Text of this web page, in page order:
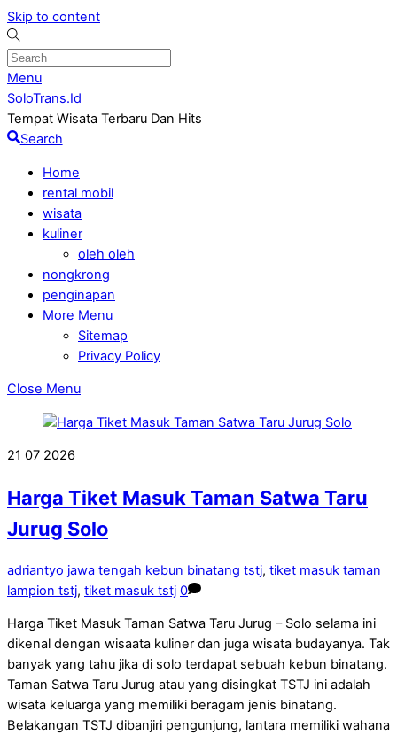
Skip to content
Menu
SoloTrans.Id
Tempat Wisata Terbaru Dan Hits
Search
Home
rental mobil
wisata
kuliner
oleh oleh
nongkrong
penginapan
More Menu
Sitemap
Privacy Policy
Close Menu
21 07 2026
Harga Tiket Masuk Taman Satwa Taru
Jurug Solo
adriantyo jawa tengah kebun binatang tstj, tiket masuk taman
lampion tstj, tiket masuk tstj 0
Harga Tiket Masuk Taman Satwa Taru Jurug – Solo selama ini
dikenal dengan wisaata kuliner dan juga wisata budayanya. Tak
banyak yang tahu jika di solo terdapat sebuah kebun binatang.
Taman Satwa Taru Jurug atau yang disingkat TSTJ ini adalah
wisata keluarga yang memiliki beragam jenis binatang.
Belakangan TSTJ dibanjiri pengunjung, lantara memiliki wahana